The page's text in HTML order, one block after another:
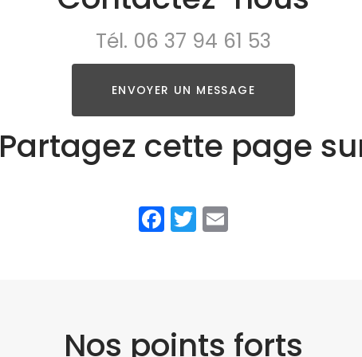
Tél. 06 37 94 61 53
ENVOYER UN MESSAGE
Partagez cette page
Facebook
Twitter
Nos points forts